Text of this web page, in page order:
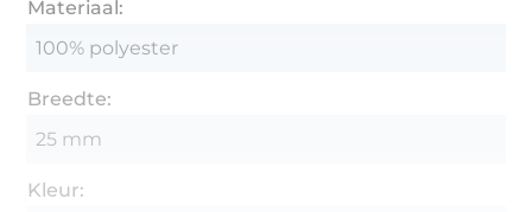
Materiaal:
100% polyester
Breedte:
25 mm
Kleur: